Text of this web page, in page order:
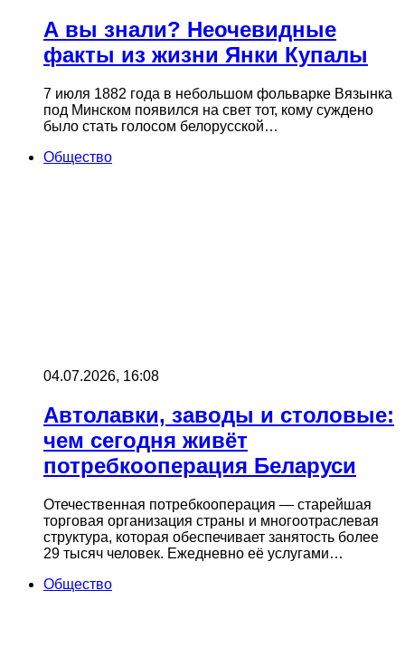
А вы знали? Неочевидные
факты из жизни Янки Купалы
7 июля 1882 года в небольшом фольварке Вязынка
под Минском появился на свет тот, кому суждено
было стать голосом белорусской…
Общество
04.07.2026, 16:08
Автолавки, заводы и столовые:
чем сегодня живёт
потребкооперация Беларуси
Отечественная потребкооперация — старейшая
торговая организация страны и многоотраслевая
структура, которая обеспечивает занятость более
29 тысяч человек. Ежедневно её услугами…
Общество